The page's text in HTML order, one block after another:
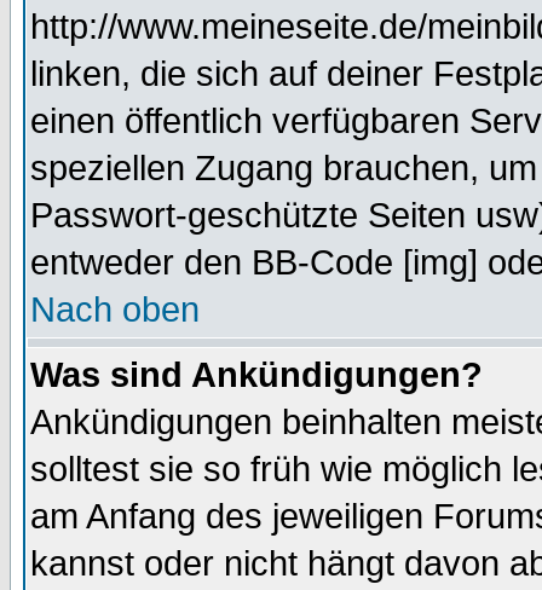
http://www.meineseite.de/
linken, die sich auf deiner
einen öffentlich verfügbaren
speziellen Zugang brauchen,
Passwort-geschützte Seiten
entweder den BB-Code [img]
Nach oben
Was sind Ankündigungen?
Ankündigungen beinhalten
solltest sie so früh wie möglich
am Anfang des jeweiligen
kannst oder nicht hängt davon